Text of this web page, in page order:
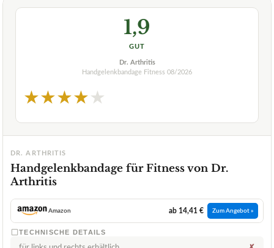
1,9
GUT
Dr. Arthritis
Handgelenkbandage Fitness 08/2026
★★★★★
DR. ARTHRITIS
Handgelenkbandage für Fitness von Dr.
Arthritis
Amazon ab 14,41 € Zum Angebot »
TECHNISCHE DETAILS